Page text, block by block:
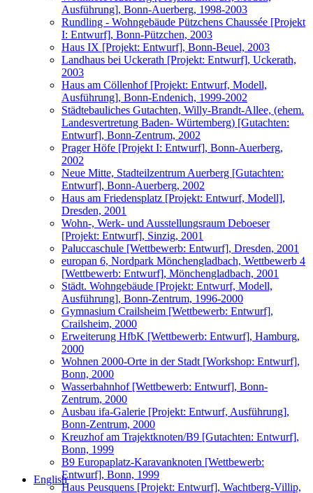
Ausführung], Bonn-Auerberg, 1998-2003
Rundling - Wohngebäude Pützchens Chaussée [Projekt
I: Entwurf], Bonn-Pützchen, 2003
Haus IX [Projekt: Entwurf], Bonn-Beuel, 2003
Landhaus bei Uckerath [Projekt: Entwurf], Uckerath,
2003
Haus am Cöllenhof [Projekt: Entwurf, Modell,
Ausführung], Bonn-Endenich, 1999-2002
Städtebauliches Gutachten, Willy-Brandt-Allee, (ehem.
Landesvertretung Baden- Würtemberg) [Gutachten:
Entwurf], Bonn-Zentrum, 2002
Prager Höfe [Projekt I: Entwurf], Bonn-Auerberg,
2002
Neue Mitte, Stadteilzentrum Auerberg [Gutachten:
Entwurf], Bonn-Auerberg, 2002
Haus am Friedensplatz [Projekt: Entwurf, Modell],
Dresden, 2001
Wohn-, Werk- und Ausstellungsraum Deboeser
[Projekt: Entwurf], Sinzig, 2001
Paluccaschule [Wettbewerb: Entwurf], Dresden, 2001
europan 6, Nordpark Mönchengladbach, Wettbewerb 4
[Wettbewerb: Entwurf], Mönchengladbach, 2001
Städt. Wohngebäude [Projekt: Entwurf, Modell,
Ausführung], Bonn-Zentrum, 1996-2000
Gymnasium Crailsheim [Wettbewerb: Entwurf],
Crailsheim, 2000
Erweiterung HfbK [Wettbewerb: Entwurf], Hamburg,
2000
Wohnen 2000-Orte in der Stadt [Workshop: Entwurf],
Bonn, 2000
Wasserbahnhof [Wettbewerb: Entwurf], Bonn-
Zentrum, 2000
Ausbau ifa-Galerie [Projekt: Entwurf, Ausführung],
Bonn-Zentrum, 2000
Kreuzhof am Trajektknoten/B9 [Gutachten: Entwurf],
Bonn, 1999
B9 Europaplatz-Karavanknoten [Wettbewerb:
Entwurf], Bonn, 1999
Haus Peusquens [Projekt: Entwurf], Wachtberg-Villip,
English